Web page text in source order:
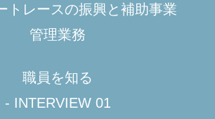
トレースの振興と補助事業
管理業務
職員を知る
- INTERVIEW 01